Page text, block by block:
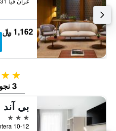
1,162 ﷼
3 نجوم
3 نجوم
3 نجوم